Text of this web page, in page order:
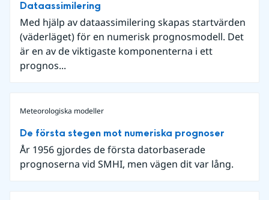
Dataassimilering
Med hjälp av dataassimilering skapas startvärden
(väderläget) för en numerisk prognosmodell. Det
är en av de viktigaste komponenterna i ett
prognos...
Meteorologiska modeller
De första stegen mot numeriska prognoser
År 1956 gjordes de första datorbaserade
prognoserna vid SMHI, men vägen dit var lång.